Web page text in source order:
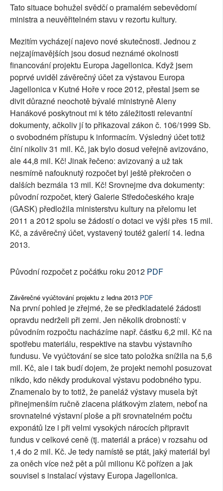
Tato situace bohužel svědčí o pramalém sebevědomí
ministra a neuvěřitelném stavu v rezortu kultury.
Mezitím vycházejí najevo nové skutečnosti. Jednou z
nejzajímavějších jsou dosud neznámé okolnosti
financování projektu Europa Jagellonica. Když jsem
poprvé uviděl závěrečný účet za výstavou Europa
Jagellonica v Kutné Hoře v roce 2012, přestal jsem se
divit důrazné neochotě bývalé ministryně Aleny
Hanákové poskytnout mi k této záležitosti relevantní
dokumenty, ačkoliv jí to přikazoval zákon č. 106/1999 Sb.
o svobodném přístupu k informacím. Výsledný účet totiž
činí nikoliv 31 mil. Kč, jak bylo dosud veřejně avizováno,
ale 44,8 mil. Kč! Jinak řečeno: avizovaný a už tak
nesmírně nafouknutý rozpočet byl ještě překročen o
dalších bezmála 13 mil. Kč! Srovnejme dva dokumenty:
původní rozpočet, který Galerie Středočeského kraje
(GASK) předložila ministerstvu kultury na přelomu let
2011 a 2012 spolu se žádostí o dotaci ve výši přes 15 mil.
Kč, a závěrečný účet, vystavený toutéž galerií 14. ledna
2013.
Původní rozpočet z počátku roku 2012 PDF
Závěrečné vyúčtování projektu z ledna 2013 PDF
Na první pohled je zřejmé, že se předkladatelé žádosti
opravdu nedrželi při zemi. Jen několik drobností: v
původním rozpočtu nacházíme např. částku 6,2 mil. Kč na
spotřebu materiálu, respektive na stavbu výstavního
fundusu. Ve vyúčtování se sice tato položka snížila na 5,6
mil. Kč, ale i tak budí dojem, že projekt nemohl posuzovat
nikdo, kdo někdy produkoval výstavu podobného typu.
Znamenalo by to totiž, že paneláž výstavy musela být
přinejmenším ručně zlacena plátkovým zlatem, neboť na
srovnatelné výstavní ploše a při srovnatelném počtu
exponátů lze i při velmi vysokých nárocích připravit
fundus v celkové ceně (tj. materiál a práce) v rozsahu od
1,4 do 2 mil. Kč. Je tedy namístě se ptát, jaký materiál byl
za oněch více než pět a půl milionu Kč pořízen a jak
souvisel s instalací výstavy Europa Jagellonica.